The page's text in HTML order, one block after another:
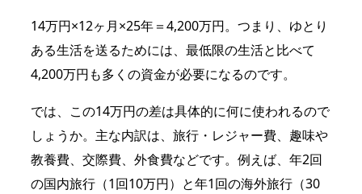
14万円×12ヶ月×25年＝4,200万円。つまり、ゆとり
ある生活を送るためには、最低限の生活と比べて
4,200万円も多くの資金が必要になるのです。
では、この14万円の差は具体的に何に使われるので
しょうか。主な内訳は、旅行・レジャー費、趣味や
教養費、交際費、外食費などです。例えば、年2回
の国内旅行（1回10万円）と年1回の海外旅行（30